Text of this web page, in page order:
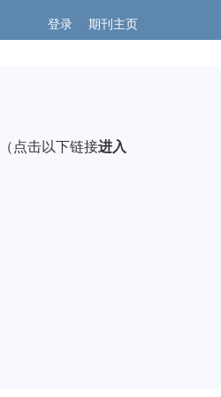
登录 期刊主页
（点击以下链接进入